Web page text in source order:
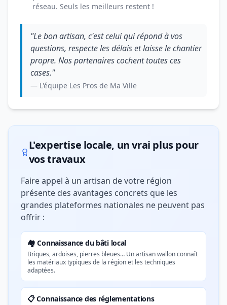
réseau. Seuls les meilleurs restent !
"Le bon artisan, c'est celui qui répond à vos
questions, respecte les délais et laisse le chantier
propre. Nos partenaires cochent toutes ces
cases."
— L'équipe Les Pros de Ma Ville
L'expertise locale, un vrai plus pour
vos travaux
Faire appel à un artisan de votre région
présente des avantages concrets que les
grandes plateformes nationales ne peuvent pas
offrir :
🏘️ Connaissance du bâti local
Briques, ardoises, pierres bleues… Un artisan wallon connaît
les matériaux typiques de la région et les techniques
adaptées.
📋 Connaissance des réglementations